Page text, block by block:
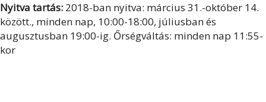
Nyitva tartás: 2018-ban nyitva: március 31.-október 14.
között., minden nap, 10:00-18:00, júliusban és
augusztusban 19:00-ig. Őrségváltás: minden nap 11:55-
kor